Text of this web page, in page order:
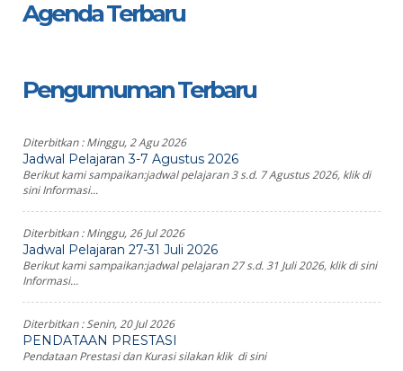
Agenda Terbaru
Pengumuman Terbaru
Diterbitkan :Minggu, 2 Agu 2026
Jadwal Pelajaran 3-7 Agustus 2026
Berikut kami sampaikan:jadwal pelajaran 3 s.d. 7 Agustus 2026, klik di
sini Informasi...
Diterbitkan :Minggu, 26 Jul 2026
Jadwal Pelajaran 27-31 Juli 2026
Berikut kami sampaikan:jadwal pelajaran 27 s.d. 31 Juli 2026, klik di sini
Informasi...
Diterbitkan :Senin, 20 Jul 2026
PENDATAAN PRESTASI
Pendataan Prestasi dan Kurasi silakan klik di sini